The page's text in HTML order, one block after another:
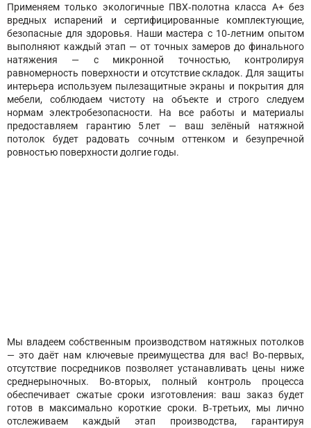
Применяем только экологичные ПВХ‑полотна класса А+ без
вредных испарений и сертифицированные комплектующие,
безопасные для здоровья. Наши мастера с 10‑летним опытом
выполняют каждый этап — от точных замеров до финального
натяжения — с микронной точностью, контролируя
равномерность поверхности и отсутствие складок. Для защиты
интерьера используем пылезащитные экраны и покрытия для
мебели, соблюдаем чистоту на объекте и строго следуем
нормам электробезопасности. На все работы и материалы
предоставляем гарантию 5 лет — ваш зелёный натяжной
потолок будет радовать сочным оттенком и безупречной
ровностью поверхности долгие годы.
Мы владеем собственным производством натяжных потолков
— это даёт нам ключевые преимущества для вас! Во‑первых,
отсутствие посредников позволяет устанавливать цены ниже
среднерыночных. Во‑вторых, полный контроль процесса
обеспечивает сжатые сроки изготовления: ваш заказ будет
готов в максимально короткие сроки. В‑третьих, мы лично
отслеживаем каждый этап производства, гарантируя